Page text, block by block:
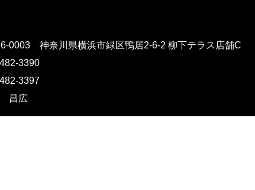
0003 神奈川県横浜市緑区鴨居2-6-2 柳下テラス店舗C
3390
3397
昌広